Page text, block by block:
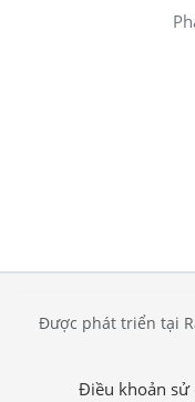
Được phát triển tại
Điều khoản sử